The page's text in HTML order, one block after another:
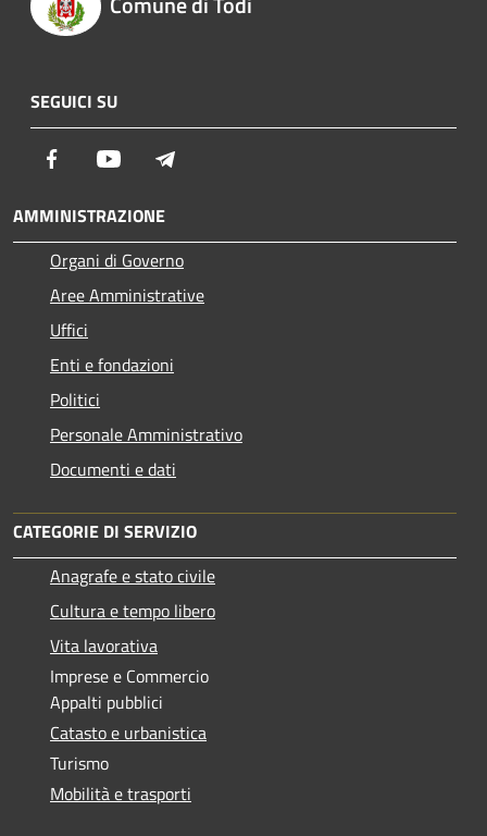
SEGUICI SU
Facebook Youtube
AMMINISTRAZIONE
Organi di Governo
Aree Amministrative
Uffici
Enti e fondazioni
Politici
Personale Amministrativo
Documenti e dati
CATEGORIE DI SERVIZIO
Anagrafe e stato civile
Cultura e tempo libero
Vita lavorativa
Imprese e Commercio
Appalti pubblici
Catasto e urbanistica
Turismo
Mobilità e trasporti